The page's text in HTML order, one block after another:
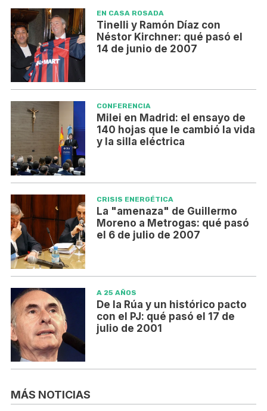
EN CASA ROSADA
Tinelli y Ramón Díaz con
Néstor Kirchner: qué pasó el
14 de junio de 2007
CONFERENCIA
Milei en Madrid: el ensayo de
140 hojas que le cambió la vida
y la silla eléctrica
CRISIS ENERGÉTICA
La "amenaza" de Guillermo
Moreno a Metrogas: qué pasó
el 6 de julio de 2007
A 25 AÑOS
De la Rúa y un histórico pacto
con el PJ: qué pasó el 17 de
julio de 2001
MÁS NOTICIAS